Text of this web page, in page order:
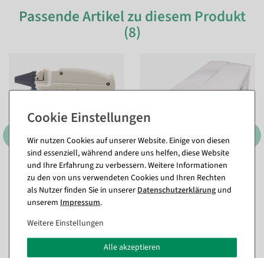
Passende Artikel zu diesem Produkt
(8)
Etikettierpistole Arrow 9 S,
Standard Nadel
Sofort versandfähig.
11,84 €
9,95 EUR zzgl. ges. MwSt.
Heftfäden Standard 40 mm,
5000 Stück
8,95 EUR zzgl. ges. MwSt.
Wir nutzen Cookies auf unserer Website. Einige von diesen
sind essenziell, während andere uns helfen, diese Website
und Ihre Erfahrung zu verbessern. Weitere Informationen
zu den von uns verwendeten Cookies und Ihren Rechten
als Nutzer finden Sie in unsererDaten­schutz­erklärung und
unserem Impressum.
Weitere Einstellungen
Alle akzeptieren